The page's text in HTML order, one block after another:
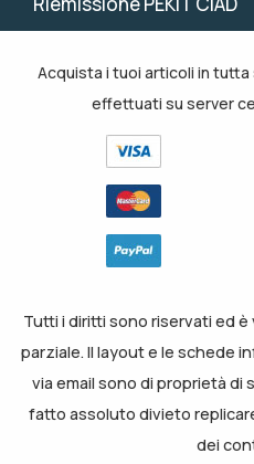
Acquista i tuoi articoli in
effettuati su server
Tutti i diritti sono riservati ed
parziale. Il layout e le schede
via email sono di proprietà
fatto assoluto divieto
dei